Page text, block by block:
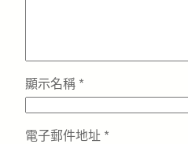
顯示名稱 *
電子郵件地址 *